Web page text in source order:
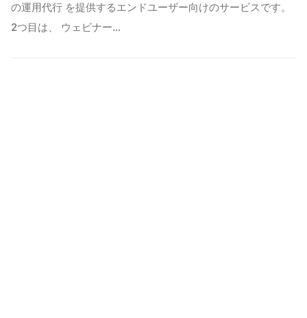
の運用代行 を提供するエンドユーザー向けのサービスです。
2つ目は、 ウェビナー…